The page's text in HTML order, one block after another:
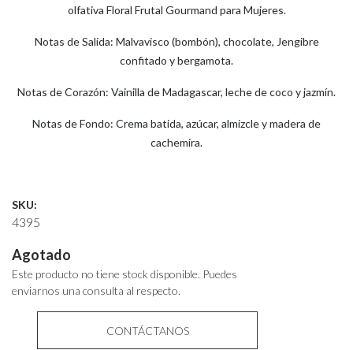
olfativa Floral Frutal Gourmand para Mujeres.
Notas de Salida: Malvavisco (bombón), chocolate, Jengibre
confitado y bergamota.
Notas de Corazón: Vainilla de Madagascar, leche de coco y jazmín.
Notas de Fondo: Crema batida, azúcar, almizcle y madera de
cachemira.
SKU:
4395
Agotado
Este producto no tiene stock disponible. Puedes
enviarnos una consulta al respecto.
CONTÁCTANOS